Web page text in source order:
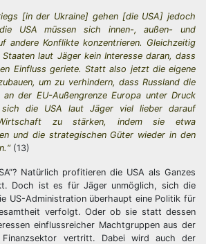
[in der Ukraine] gehen [die USA] jedoch
USA müssen sich innen-, außen- und
andere Konflikte konzentrieren. Gleichzeitig
laut Jäger kein Interesse daran, dass
Einfluss geriete. Statt also jetzt die eigene
um zu verhindern, dass Russland die
an der EU-Außengrenze Europa unter Druck
die USA laut Jäger viel lieber darauf
zu stärken, indem sie etwa
und die strategischen Güter wieder in den
(13)
Natürlich profitieren die USA als Ganzes
Doch ist es für Jäger unmöglich, sich die
US-Administration überhaupt eine Politik für
verfolgt. Oder ob sie statt dessen
einflussreicher Machtgruppen aus der
vertritt. Dabei wird auch der